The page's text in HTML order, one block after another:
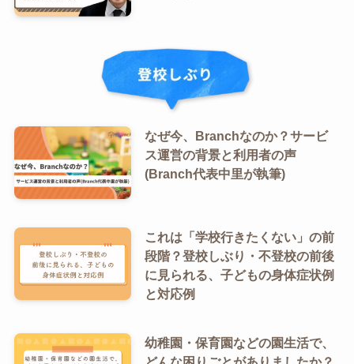
なぜ今、Branchなのか？サービ
ス運営の背景と利用者の声
(Branch代表中里が執筆)
これは「学校行きたくない」の前
段階？登校しぶり・不登校の前後
に見られる、子どもの身体症状例
と対応例
幼稚園・保育園などの園生活で、